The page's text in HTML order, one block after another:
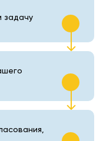
задачу